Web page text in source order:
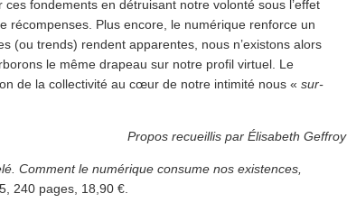
fondements en détruisant notre volonté sous l’effet
récompenses. Plus encore, le numérique renforce un
(ou trends) rendent apparentes, nous n’existons alors
le même drapeau sur notre profil virtuel. Le
de la collectivité au cœur de notre intimité nous « sur-
Propos recueillis par Élisabeth Geffroy
Comment le numérique consume nos existences,
240 pages, 18,90 €.